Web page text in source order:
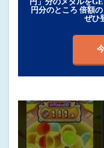
円分のところ 倍額
ぜひ